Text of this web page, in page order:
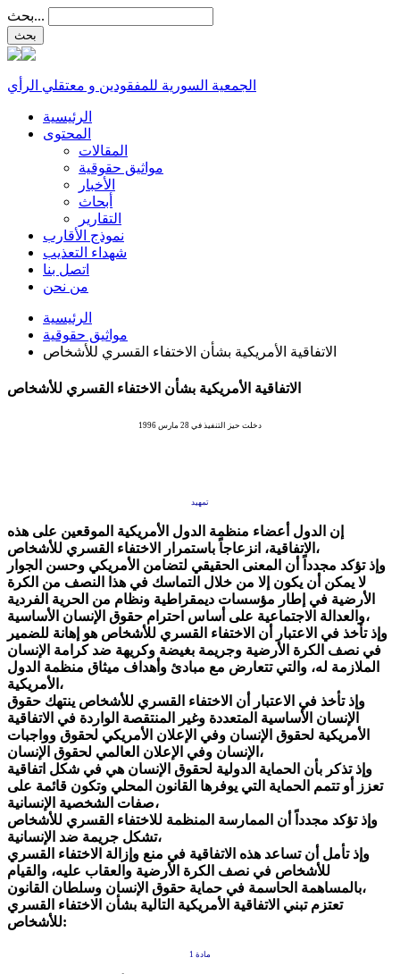
بحث...
الجمعية السورية للمفقودين و معتقلي الرأي
الرئيسية
المحتوى
المقالات
مواثيق حقوقية
الأخبار
أبحاث
التقارير
نموذج الأقارب
شهداء التعذيب
اتصل بنا
من نحن
الرئيسية
مواثيق حقوقية
الاتفاقية الأمريكية بشأن الاختفاء القسري للأشخاص
الاتفاقية الأمريكية بشأن الاختفاء القسري للأشخاص
دخلت حيز التنفيذ في 28 مارس 1996
تمهيد
إن الدول أعضاء منظمة الدول الأمريكية الموقعين على هذه
الاتفاقية، انزعاجاً باستمرار الاختفاء القسري للأشخاص،
وإذ تؤكد مجدداً أن المعنى الحقيقي لتضامن الأمريكي وحسن الجوار
لا يمكن أن يكون إلا من خلال التماسك في هذا النصف من الكرة
الأرضية في إطار مؤسسات ديمقراطية ونظام من الحرية الفردية
والعدالة الاجتماعية على أساس احترام حقوق الإنسان الأساسية،
وإذ تأخذ في الاعتبار أن الاختفاء القسري للأشخاص هو إهانة للضمير
في نصف الكرة الأرضية وجريمة بغيضة وكريهة ضد كرامة الإنسان
الملازمة له، والتي تتعارض مع مبادئ وأهداف ميثاق منظمة الدول
الأمريكية،
وإذ تأخذ في الاعتبار أن الاختفاء القسري للأشخاص ينتهك حقوق
الإنسان الأساسية المتعددة وغير المنتقصة الواردة في الاتفاقية
الأمريكية لحقوق الإنسان وفي الإعلان الأمريكي لحقوق وواجبات
الإنسان وفي الإعلان العالمي لحقوق الإنسان،
وإذ تذكر بأن الحماية الدولية لحقوق الإنسان هي في شكل اتفاقية
تعزز أو تتمم الحماية التي يوفرها القانون المحلي وتكون قائمة على
صفات الشخصية الإنسانية،
وإذ تؤكد مجدداً أن الممارسة المنظمة للاختفاء القسري للأشخاص
تشكل جريمة ضد الإنسانية،
وإذ تأمل أن تساعد هذه الاتفاقية في منع وإزالة الاختفاء القسري
للأشخاص في نصف الكرة الأرضية والعقاب عليه، والقيام
بالمساهمة الحاسمة في حماية حقوق الإنسان وسلطان القانون،
تعتزم تبني الاتفاقية الأمريكية التالية بشأن الاختفاء القسري
للأشخاص:
مادة 1